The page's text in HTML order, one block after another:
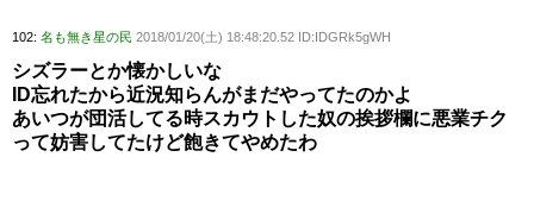
102: 名も無き星の民 2018/01/20(土) 18:48:20.52 ID:IDGRk5gWH
シズラーとか懐かしいな
ID忘れたから近況知らんがまだやってたのかよ
あいつが団活してる時スカウトした奴の挨拶欄に悪業チク
って妨害してたけど飽きてやめたわ